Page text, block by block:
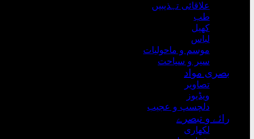
علاقائی تہذیبیں
طب
کھیل
لباس
موسم و ماحولیات
سیر و سیاحت
بصری مواد
تصاویر
ویڈیوز
دلچسپ و عجیب
رائے و تبصرے
لکھاری